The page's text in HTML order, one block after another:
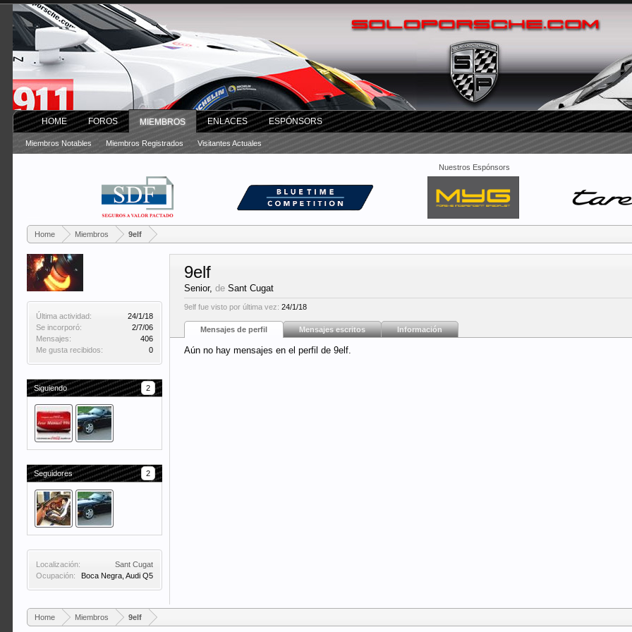
Nuestros Espónsors
Home Miembros 9elf
Última actividad:
24/1/18
Se incorporó:
2/7/06
Mensajes:
406
Me gusta recibidos:
0
Siguiendo 2
Seguidores 2
Localización:
Sant Cugat
Ocupación:
Boca Negra, Audi Q5
9elf
Senior,de Sant Cugat
9elf fue visto por última vez: 24/1/18
Mensajes de perfil Mensajes escritos Información
Aún no hay mensajes en el perfil de 9elf.
Home Miembros 9elf
HOME FOROS MIEMBROS
Miembros Notables Miembros Registrados Visitantes Actuales
ENLACES ESPÓNSORS